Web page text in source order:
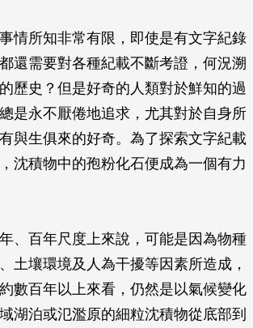
情所知非常有限，即使是有文字紀錄
還需要對各種紀載不斷考證，何況溯
歷史？但是好奇的人類對於鮮知的過
是永不厭倦地追求，尤其對於自身所
與生俱來的好奇。為了探索文字紀載
沈積物中的孢粉化石便成為一個有力
、百年尺度上來說，可能是因為物種
土壤環境及人為干擾等因素所造成，
數百年以上來看，仍然是以氣候變化
湖泊或氾濫原的細粒沈積物從底部到